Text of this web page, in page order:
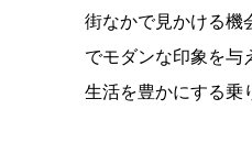
街なかで見かける機
でモダンな印象を与
生活を豊かにする乗